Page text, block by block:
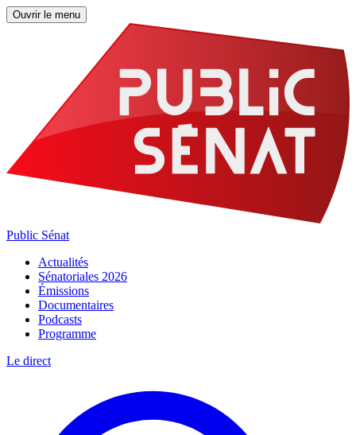
Ouvrir le menu
Public Sénat
Actualités
Sénatoriales 2026
Émissions
Documentaires
Podcasts
Programme
Le direct